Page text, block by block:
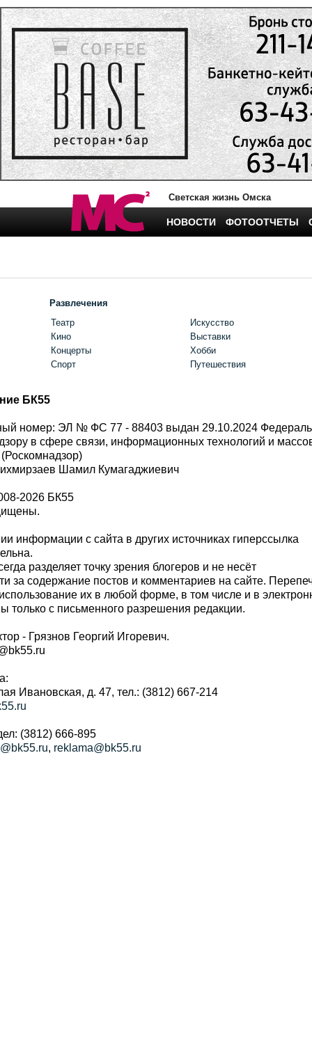
Светская жизнь Омска
НОВОСТИ ФОТООТЧЕТЫ
Развлечения
Театр
Кино
Концерты
Спорт
Искусство
Выставки
Хобби
Путешествия
БК55
номер: ЭЛ № ФС 77 - 88403 выдан 29.10.2024
в сфере связи, информационных технологий и
Шамил Кумагаджиевич
2026 БК55
информации с сайта в других источниках гиперссылка
разделяет точку зрения блогеров и не несёт
за содержание постов и комментариев на сайте.
их в любой форме, в том числе и в
с письменного разрешения редакции.
- Грязнов Георгий Игоревич.
Ивановская, д. 47, тел.: (3812) 667-214
(3812) 666-895
, reklama@bk55.ru